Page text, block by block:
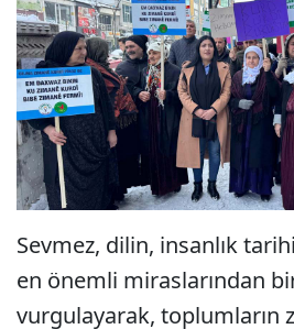
Sevmez, dilin, insanlık
en önemli miraslarından
vurgulayarak, toplumların